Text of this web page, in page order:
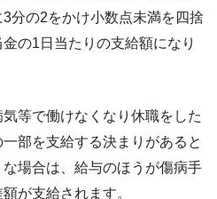
分の2をかけ小数点未満を四捨
の1日当たりの支給額になり
等で働けなくなり休職をした
部を支給する決まりがあると
場合は、給与のほうが傷病手
が支給されます。